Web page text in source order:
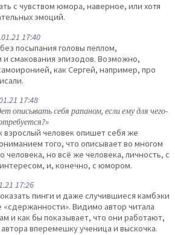
с чувством юмора, наверное, или хотя
эмоций.
17:40
посыпания головы пеплом,
и смакования эпизодов. Возможно,
как Сергей, например, про
17:48
описывать себя рапаном, если ему для чего-
взрослый человек опишет себя же
того, что описывает во многом
человека, но всё же человека, личность, с
и, конечно, с юмором.
17:26
пинги и даже случившиеся камбэки
Видимо автор читала
и как бы показывает, что они работают,
вперемешку ученица и выскочка.